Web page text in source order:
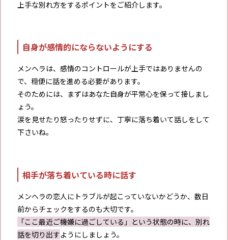
上手な別れ方をするポイントをご紹介します。
自身が感情的にならないようにする
メンヘラは、感情のコントロールが上手ではありませんの
で、穏便に話を進める必要があります。
そのためには、まずはあなた自身が平常心を保って接しまし
ょう。
涙を見せたり怒ったりせずに、丁寧に落ち着いて話しをして
下さいね。
相手が落ち着いている時に話す
メンヘラの恋人にトラブルが起こっていないかどうか、数日
前からチェックをするのも大切です。
「ここ最近ご機嫌に過ごしている」という状態の時に、別れ
話を切り出すようにしましょう。